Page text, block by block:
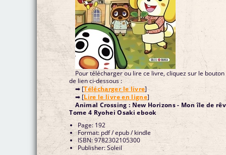
Pour télécharger ou lire ce livre, cliquez sur le bouton
de lien ci-dessous :
➡ [Télécharger le livre]
➡ [Lire le livre en ligne]
Animal Crossing : New Horizons - Mon île de
Tome 4 Ryohei Osaki ebook
Page: 192
Format: pdf / epub / kindle
ISBN: 9782302105300
Publisher: Soleil